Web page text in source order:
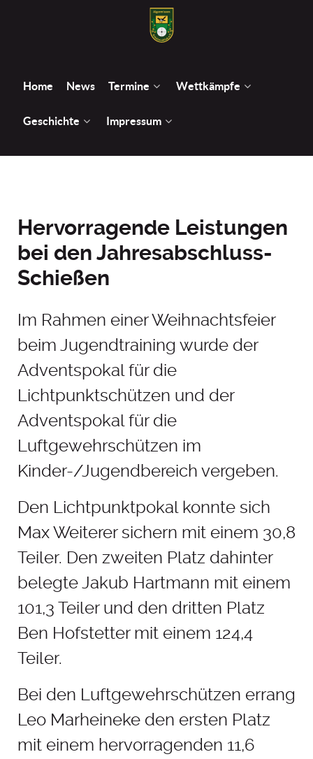
Home News Termine Wettkämpfe
Geschichte Impressum
Hervorragende Leistungen
bei den Jahresabschluss-
Schießen
Im Rahmen einer Weihnachtsfeier
beim Jugendtraining wurde der
Adventspokal für die
Lichtpunktschützen und der
Adventspokal für die
Luftgewehrschützen im
Kinder-/Jugendbereich vergeben.
Den Lichtpunktpokal konnte sich
Max Weiterer sichern mit einem 30,8
Teiler. Den zweiten Platz dahinter
belegte Jakub Hartmann mit einem
101,3 Teiler und den dritten Platz
Ben Hofstetter mit einem 124,4
Teiler.
Bei den Luftgewehrschützen errang
Leo Marheineke den ersten Platz
mit einem hervorragenden 11,6